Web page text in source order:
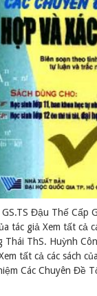
Đậu Thế Cấp
tác giả Xem tất cả
Thái ThS. Huỳnh
tất cả các sách
Các Chuyên Đề